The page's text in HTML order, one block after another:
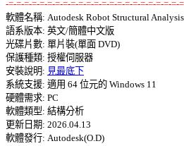
-=-=-=-=-=-=-=-=-=-=-=-=-=-=-=-=-=-=-=-=-=-=-
軟體名稱: Autodesk Robot Structural
語系版本: 英文/簡體中文版
光碟片數: 單片裝(單面 DVD)
保護種類: 授權伺服器
安裝說明: 見最底下
系統支援: 適用 64 位元的 Windows 11
硬體需求: PC
軟體類型: 結構分析
更新日期: 2026.04.13
軟體發行: Autodesk(O.D)